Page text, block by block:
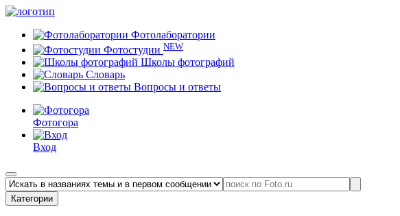
Фотолаборатории
Фотостудии NEW
Школы фотографий
Словарь
Вопросы и ответы
Фотогора
Вход
Категории